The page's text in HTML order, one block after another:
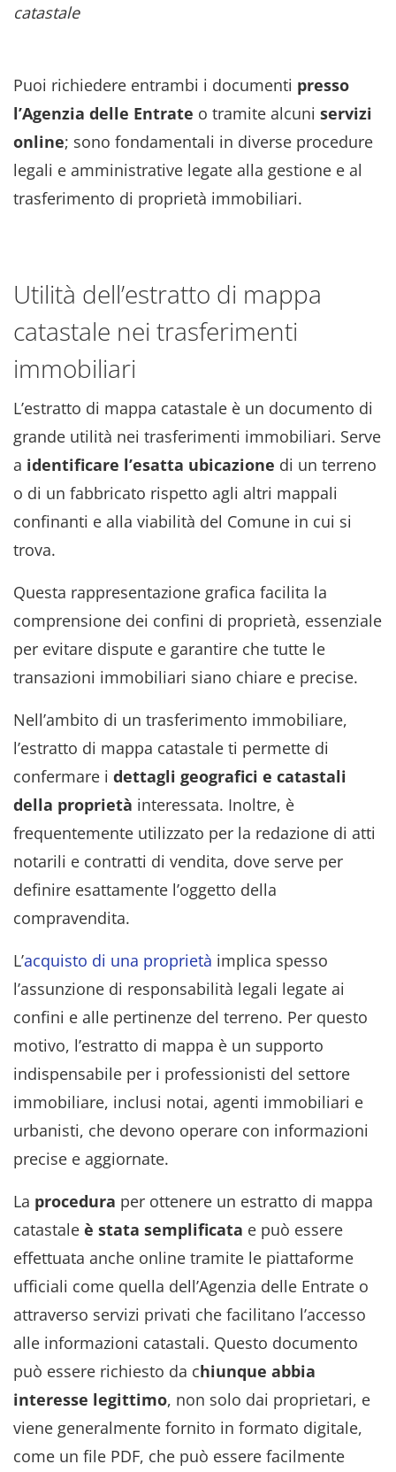
catastale
Puoi richiedere entrambi i documenti presso
l’Agenzia delle Entrate o tramite alcuni servizi
online; sono fondamentali in diverse procedure
legali e amministrative legate alla gestione e al
trasferimento di proprietà immobiliari.
Utilità dell’estratto di mappa
catastale nei trasferimenti
immobiliari
L’estratto di mappa catastale è un documento di
grande utilità nei trasferimenti immobiliari. Serve
a identificare l’esatta ubicazione di un terreno
o di un fabbricato rispetto agli altri mappali
confinanti e alla viabilità del Comune in cui si
trova.
Questa rappresentazione grafica facilita la
comprensione dei confini di proprietà, essenziale
per evitare dispute e garantire che tutte le
transazioni immobiliari siano chiare e precise.
Nell’ambito di un trasferimento immobiliare,
l’estratto di mappa catastale ti permette di
confermare i dettagli geografici e catastali
della proprietà interessata. Inoltre, è
frequentemente utilizzato per la redazione di atti
notarili e contratti di vendita, dove serve per
definire esattamente l’oggetto della
compravendita.
L’acquisto di una proprietà implica spesso
l’assunzione di responsabilità legali legate ai
confini e alle pertinenze del terreno. Per questo
motivo, l’estratto di mappa è un supporto
indispensabile per i professionisti del settore
immobiliare, inclusi notai, agenti immobiliari e
urbanisti, che devono operare con informazioni
precise e aggiornate.
La procedura per ottenere un estratto di mappa
catastale è stata semplificata e può essere
effettuata anche online tramite le piattaforme
ufficiali come quella dell’Agenzia delle Entrate o
attraverso servizi privati che facilitano l’accesso
alle informazioni catastali. Questo documento
può essere richiesto da chiunque abbia
interesse legittimo, non solo dai proprietari, e
viene generalmente fornito in formato digitale,
come un file PDF, che può essere facilmente